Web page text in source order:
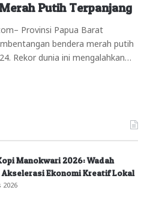
Putih Terpanjang
Provinsi Papua Barat
bendera merah putih
Rekor dunia ini mengalahkan…
Manokwari 2026: Wadah
Ekonomi Kreatif Lokal
2026